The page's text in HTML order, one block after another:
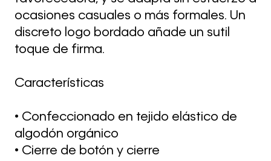
ocasiones casuales o más formales. Un
discreto logo bordado añade un sutil
toque de firma.
Características
• Confeccionado en tejido elástico de
algodón orgánico
• Cierre de botón y cierre